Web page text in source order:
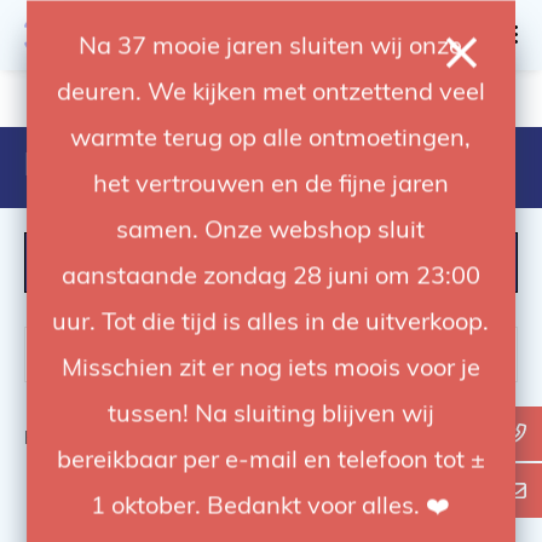
Na 37 mooie jaren sluiten wij onze
deuren. We kijken met ontzettend veel
warmte terug op alle ontmoetingen,
het vertrouwen en de fijne jaren
samen. Onze webshop sluit
aanstaande zondag 28 juni om 23:00
uur. Tot die tijd is alles in de uitverkoop.
Misschien zit er nog iets moois voor je
tussen! Na sluiting blijven wij
bereikbaar per e-mail en telefoon tot ±
1 oktober. Bedankt voor alles. ❤️
4.92 / 5 op trusted shops
Products tagged with 506798
FILTER